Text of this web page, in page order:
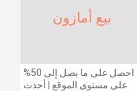
بيع أمازون
احصل على ما يصل إلى 50%
على مستوى الموقع | أحدث